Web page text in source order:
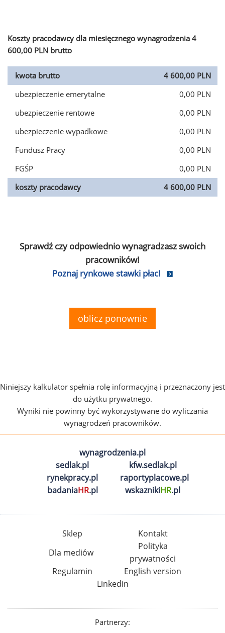
Koszty pracodawcy dla miesięcznego wynagrodzenia 4
600,00 PLN brutto
kwota brutto
4 600,00 PLN
ubezpieczenie emerytalne
0,00 PLN
ubezpieczenie rentowe
0,00 PLN
ubezpieczenie wypadkowe
0,00 PLN
Fundusz Pracy
0,00 PLN
FGŚP
0,00 PLN
koszty pracodawcy
4 600,00 PLN
Sprawdź czy odpowiednio wynagradzasz swoich
pracowników!
Poznaj rynkowe stawki płac!
oblicz ponownie
Niniejszy kalkulator spełnia rolę informacyjną i przeznaczony jest
do użytku prywatnego.
Wyniki nie powinny być wykorzystywane do wyliczania
wynagrodzeń pracowników.
wynagrodzenia.pl
sedlak.pl
kfw.sedlak.pl
rynekpracy.pl
raportyplacowe.pl
badaniaHR.pl wskaznikiHR.pl
Sklep
Kontakt
Dla mediów
Polityka
prywatności
Regulamin
English version
Linkedin
Partnerzy: